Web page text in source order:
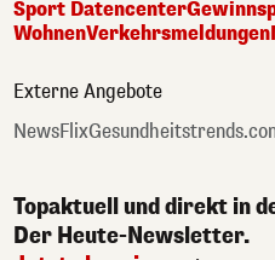
Sport Datencenter
WohnenVerkehrsmeldungen
Externe Angebote
NewsFlix
Topaktuell und direkt in
Der Heute-Newsletter.